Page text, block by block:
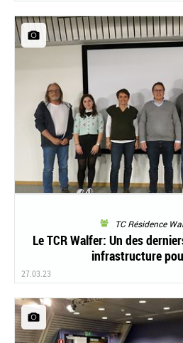
TC Résidence
Le TCR Walfer: Un des
infrastructure
27.03.23